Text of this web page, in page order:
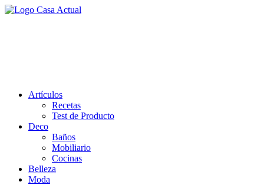
Saltar
Artículos
Recetas
Test de Producto
Deco
Baños
Mobiliario
Cocinas
Belleza
Moda